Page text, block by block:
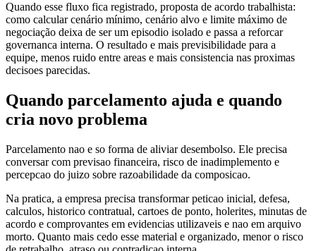
Quando esse fluxo fica registrado, proposta de acordo trabalhista:
como calcular cenário mínimo, cenário alvo e limite máximo de
negociação deixa de ser um episodio isolado e passa a reforcar
governanca interna. O resultado e mais previsibilidade para a
equipe, menos ruido entre areas e mais consistencia nas proximas
decisoes parecidas.
Quando parcelamento ajuda e quando
cria novo problema
Parcelamento nao e so forma de aliviar desembolso. Ele precisa
conversar com previsao financeira, risco de inadimplemento e
percepcao do juizo sobre razoabilidade da composicao.
Na pratica, a empresa precisa transformar peticao inicial, defesa,
calculos, historico contratual, cartoes de ponto, holerites, minutas de
acordo e comprovantes em evidencias utilizaveis e nao em arquivo
morto. Quanto mais cedo esse material e organizado, menor o risco